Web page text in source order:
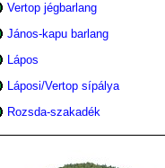
Vertop jégbarlang
János-kapu barlang
Lápos
Láposi/Vertop sípálya
Rozsda-szakadék